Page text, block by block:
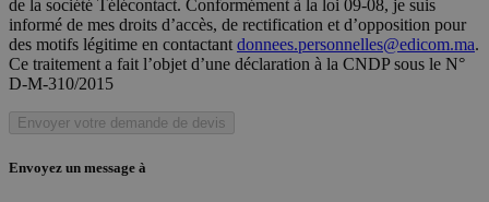
de la société Télécontact. Conformément à la loi 09-08, je suis
informé de mes droits d’accès, de rectification et d’opposition pour
des motifs légitime en contactant donnees.personnelles@edicom.ma.
Ce traitement a fait l’objet d’une déclaration à la CNDP sous le N°
D-M-310/2015
Envoyer votre demande de devis
Envoyez un message à